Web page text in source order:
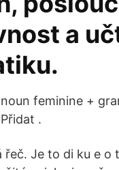
a
feminine +
.
řeč. Je to di ku e o